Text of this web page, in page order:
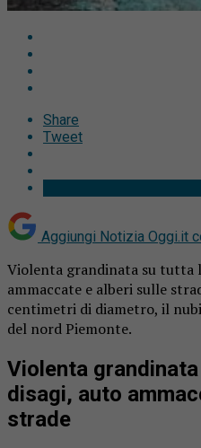
Share
Tweet
Aggiungi Notizia Oggi.it
Violenta grandinata su tutta
ammaccate e alberi sulle
centimetri di diametro, il
del nord Piemonte.
Violenta
disagi, auto
strade